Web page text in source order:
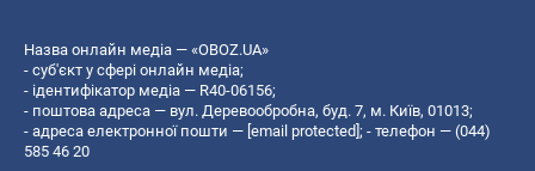
Назва онлайн медіа — «OBOZ.UA»
- суб'єкт у сфері онлайн медіа;
- ідентифікатор медіа — R40-06156;
- поштова адреса — вул. Деревообробна, буд. 7, м. Київ, 01013;
- адреса електронної пошти — [email protected]; - телефон — (044)
585 46 20